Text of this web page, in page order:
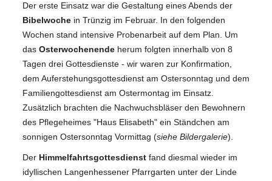
Der erste Einsatz war die Gestaltung eines Abends der
Bibelwoche in Trünzig im Februar. In den folgenden
Wochen stand intensive Probenarbeit auf dem Plan. Um
das Osterwochenende herum folgten innerhalb von 8
Tagen drei Gottesdienste - wir waren zur Konfirmation,
dem Auferstehungsgottesdienst am Ostersonntag und dem
Familiengottesdienst am Ostermontag im Einsatz.
Zusätzlich brachten die Nachwuchsbläser den Bewohnern
des Pflegeheimes "Haus Elisabeth" ein Ständchen am
sonnigen Ostersonntag Vormittag (siehe Bildergalerie).
Der Himmelfahrtsgottesdienst fand diesmal wieder im
idyllischen Langenhessener Pfarrgarten unter der Linde